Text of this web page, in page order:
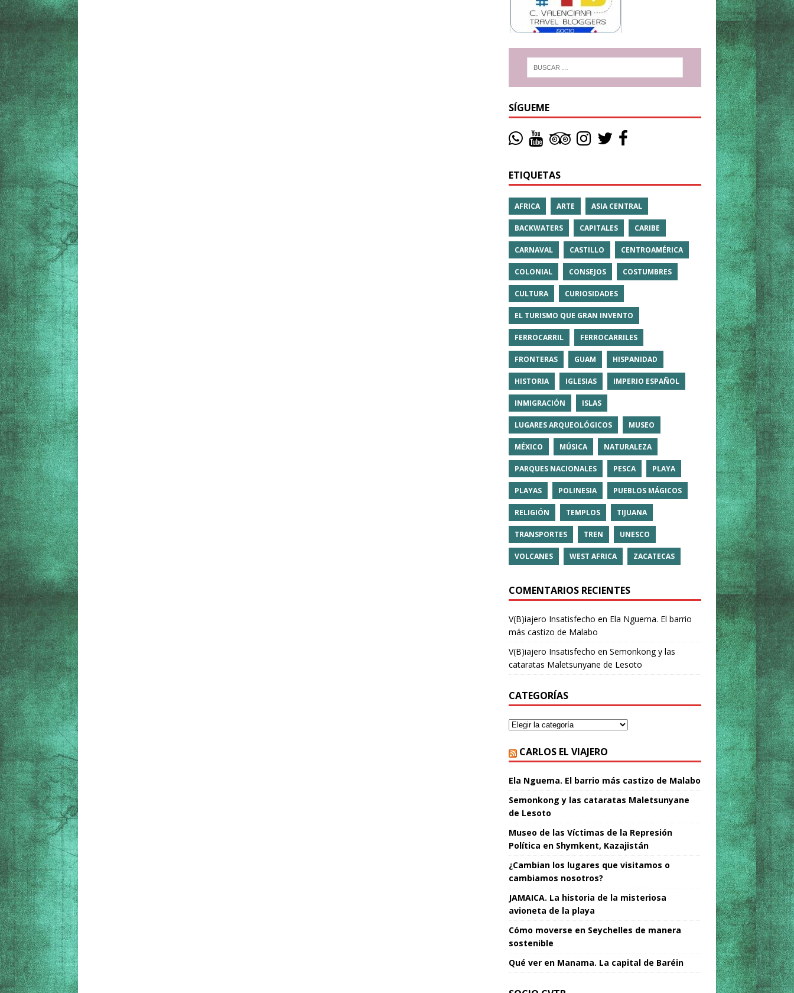
SÍGUEME
ETIQUETAS
AFRICA ARTE ASIA CENTRAL
BACKWATERS CAPITALES CARIBE
CARNAVAL CASTILLO CENTROAMÉRICA
COLONIAL CONSEJOS COSTUMBRES
CULTURA CURIOSIDADES
EL TURISMO QUE GRAN INVENTO
FERROCARRIL FERROCARRILES
FRONTERAS GUAM HISPANIDAD
HISTORIA IGLESIAS IMPERIO ESPAÑOL
INMIGRACIÓN ISLAS
LUGARES ARQUEOLÓGICOS MUSEO
MÉXICO MÚSICA NATURALEZA
PARQUES NACIONALES PESCA PLAYA
PLAYAS POLINESIA PUEBLOS MÁGICOS
RELIGIÓN TEMPLOS TIJUANA
TRANSPORTES TREN UNESCO
VOLCANES WEST AFRICA ZACATECAS
COMENTARIOS RECIENTES
V(B)iajero Insatisfecho en Ela Nguema. El barrio
más castizo de Malabo
V(B)iajero Insatisfecho en Semonkong y las
cataratas Maletsunyane de Lesoto
CATEGORÍAS
CARLOS EL VIAJERO
Ela Nguema. El barrio más castizo de Malabo
Semonkong y las cataratas Maletsunyane
de Lesoto
Museo de las Víctimas de la Represión
Política en Shymkent, Kazajistán
¿Cambian los lugares que visitamos o
cambiamos nosotros?
JAMAICA. La historia de la misteriosa
avioneta de la playa
Cómo moverse en Seychelles de manera
sostenible
Qué ver en Manama. La capital de Baréin